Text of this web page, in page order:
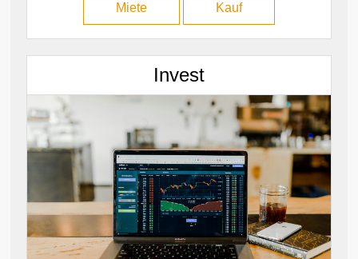
Miete Kauf
Invest